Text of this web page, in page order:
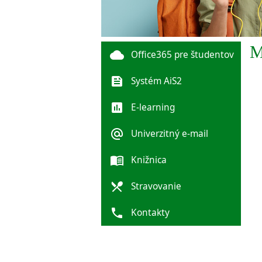
cloud Office365 pre študentov
feed Systém AiS2
poll E-learning
alternate_email Univerzitný e-mail
menu_book Knižnica
local_dining Stravovanie
phone Kontakty